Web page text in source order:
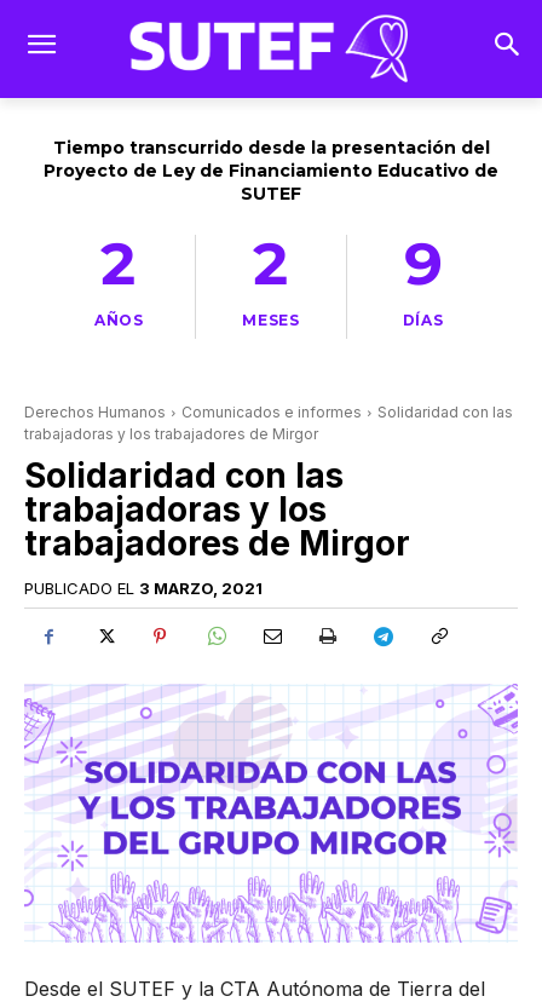
Tiempo transcurrido desde la presentación del
Proyecto de Ley de Financiamiento Educativo de
SUTEF
2
AÑOS
2
MESES
9
DÍAS
Derechos Humanos Comunicados e informes
Solidaridad con las
trabajadoras y los trabajadores de Mirgor
Solidaridad con las
trabajadoras y los
trabajadores de Mirgor
PUBLICADO EL 3 MARZO, 2021
Desde el SUTEF y la CTA Autónoma de Tierra del